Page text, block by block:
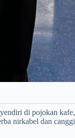
di pojokan
nirkabel dan